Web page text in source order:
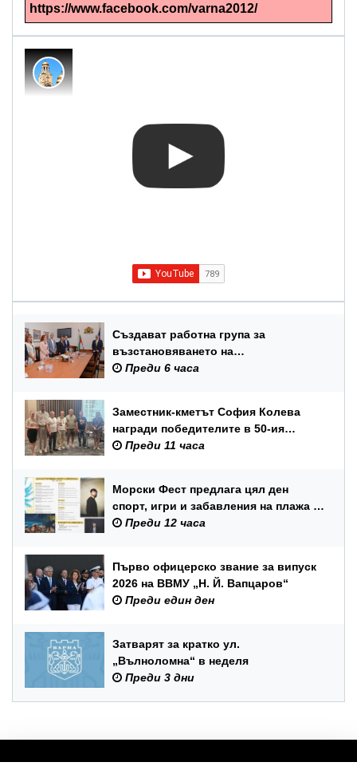
https://www.facebook.com/varna2012/
Създават работна група за
възстановяването на
Международния балетен конкурс –
Преди 6 часа
Заместник-кметът София Колева
награди победителите в 50-ия
юбилеен международен бридж
Преди 11 часа
Морски Фест предлага цял ден
спорт, игри и забавления на плажа в
Аспарухово
Преди 12 часа
Първо офицерско звание за випуск
2026 на ВВМУ „Н. Й. Вапцаров“
Преди един ден
Затварят за кратко ул.
„Вълноломна“ в неделя
Преди 3 дни